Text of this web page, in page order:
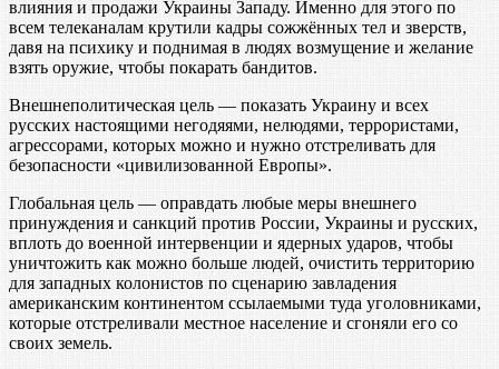
влияния и продажи Украины Западу. Именно для этого по
всем телеканалам крутили кадры сожжённых тел и зверств,
давя на психику и поднимая в людях возмущение и желание
взять оружие, чтобы покарать бандитов.
Внешнеполитическая цель — показать Украину и всех
русских настоящими негодяями, нелюдями, террористами,
агрессорами, которых можно и нужно отстреливать для
безопасности «цивилизованной Европы».
Глобальная цель — оправдать любые меры внешнего
принуждения и санкций против России, Украины и русских,
вплоть до военной интервенции и ядерных ударов, чтобы
уничтожить как можно больше людей, очистить территорию
для западных колонистов по сценарию завладения
американским континентом ссылаемыми туда уголовниками,
которые отстреливали местное население и сгоняли его со
своих земель.